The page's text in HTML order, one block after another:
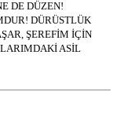
DE DÜZEN!
DÜRÜSTLÜK
ŞEREFİM İÇİN
ASİL